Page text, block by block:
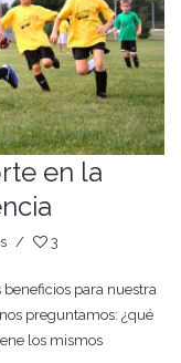
en la
/ 3
para nuestra
preguntamos: ¿qué
los mismos